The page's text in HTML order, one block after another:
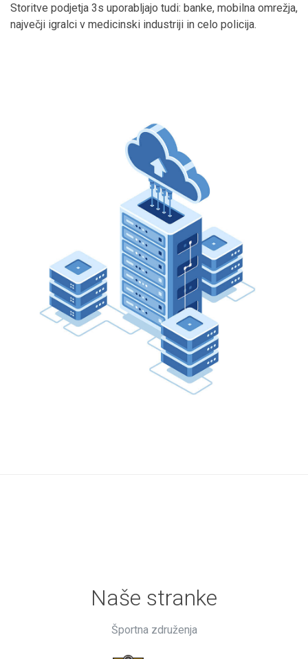
Storitve podjetja 3s uporabljajo tudi: banke, mobilna omrežja,
največji igralci v medicinski industriji in celo policija.
Naše stranke
Športna združenja